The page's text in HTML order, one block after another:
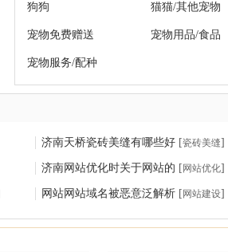
狗狗 猫猫/其他宠物
宠物免费赠送 宠物用品/食品
宠物服务/配种
济南天桥瓷砖美缝有哪些好[瓷砖美缝]
济南网站优化时关于网站的 [ 网站优化]
网站网站域名被恶意泛解析[ 网站建设]